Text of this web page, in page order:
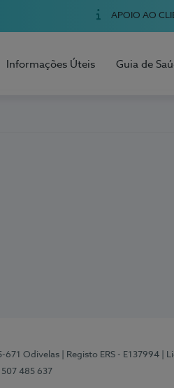
APOIO AO
Informações Úteis Guia de
671 Odivelas | Registo ERS - E137994
|
507 485 637